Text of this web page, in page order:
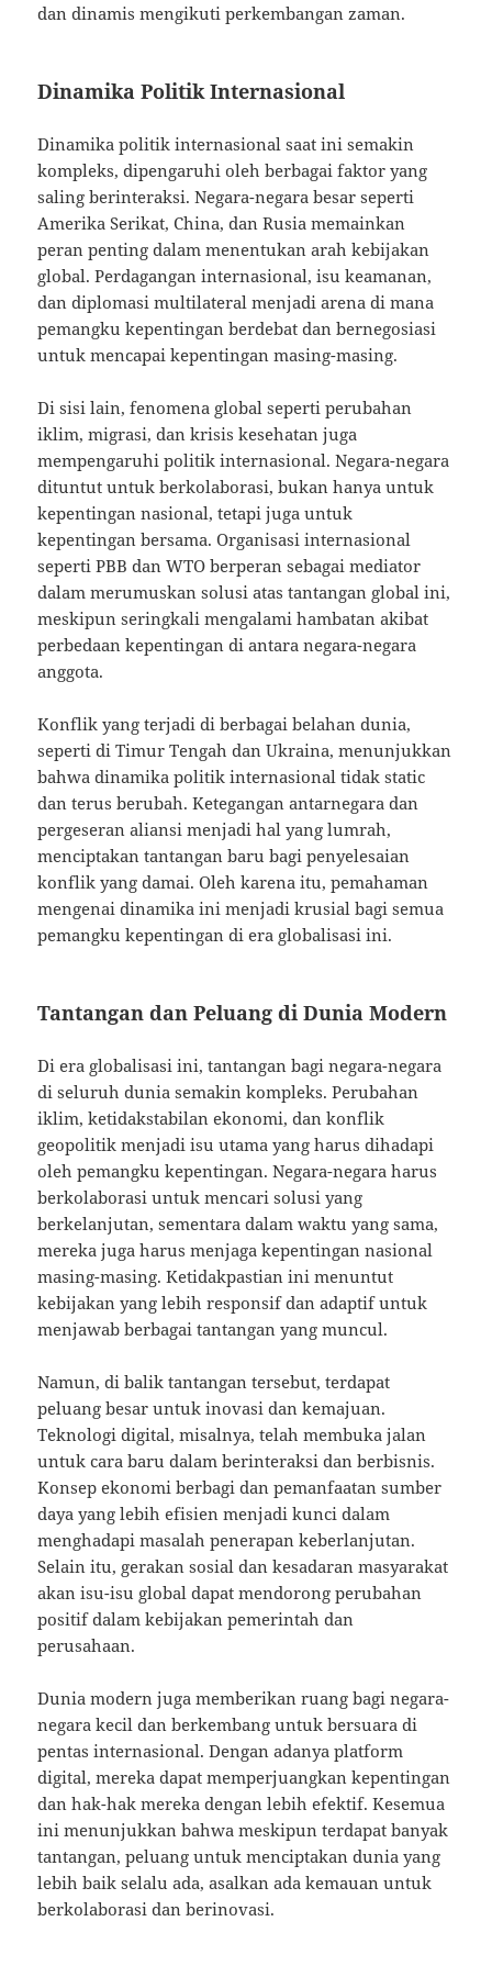
dan dinamis mengikuti perkembangan zaman.
Dinamika Politik Internasional
Dinamika politik internasional saat ini semakin
kompleks, dipengaruhi oleh berbagai faktor yang
saling berinteraksi. Negara-negara besar seperti
Amerika Serikat, China, dan Rusia memainkan
peran penting dalam menentukan arah kebijakan
global. Perdagangan internasional, isu keamanan,
dan diplomasi multilateral menjadi arena di mana
pemangku kepentingan berdebat dan bernegosiasi
untuk mencapai kepentingan masing-masing.
Di sisi lain, fenomena global seperti perubahan
iklim, migrasi, dan krisis kesehatan juga
mempengaruhi politik internasional. Negara-negara
dituntut untuk berkolaborasi, bukan hanya untuk
kepentingan nasional, tetapi juga untuk
kepentingan bersama. Organisasi internasional
seperti PBB dan WTO berperan sebagai mediator
dalam merumuskan solusi atas tantangan global ini,
meskipun seringkali mengalami hambatan akibat
perbedaan kepentingan di antara negara-negara
anggota.
Konflik yang terjadi di berbagai belahan dunia,
seperti di Timur Tengah dan Ukraina, menunjukkan
bahwa dinamika politik internasional tidak static
dan terus berubah. Ketegangan antarnegara dan
pergeseran aliansi menjadi hal yang lumrah,
menciptakan tantangan baru bagi penyelesaian
konflik yang damai. Oleh karena itu, pemahaman
mengenai dinamika ini menjadi krusial bagi semua
pemangku kepentingan di era globalisasi ini.
Tantangan dan Peluang di Dunia Modern
Di era globalisasi ini, tantangan bagi negara-negara
di seluruh dunia semakin kompleks. Perubahan
iklim, ketidakstabilan ekonomi, dan konflik
geopolitik menjadi isu utama yang harus dihadapi
oleh pemangku kepentingan. Negara-negara harus
berkolaborasi untuk mencari solusi yang
berkelanjutan, sementara dalam waktu yang sama,
mereka juga harus menjaga kepentingan nasional
masing-masing. Ketidakpastian ini menuntut
kebijakan yang lebih responsif dan adaptif untuk
menjawab berbagai tantangan yang muncul.
Namun, di balik tantangan tersebut, terdapat
peluang besar untuk inovasi dan kemajuan.
Teknologi digital, misalnya, telah membuka jalan
untuk cara baru dalam berinteraksi dan berbisnis.
Konsep ekonomi berbagi dan pemanfaatan sumber
daya yang lebih efisien menjadi kunci dalam
menghadapi masalah penerapan keberlanjutan.
Selain itu, gerakan sosial dan kesadaran masyarakat
akan isu-isu global dapat mendorong perubahan
positif dalam kebijakan pemerintah dan
perusahaan.
Dunia modern juga memberikan ruang bagi negara-
negara kecil dan berkembang untuk bersuara di
pentas internasional. Dengan adanya platform
digital, mereka dapat memperjuangkan kepentingan
dan hak-hak mereka dengan lebih efektif. Kesemua
ini menunjukkan bahwa meskipun terdapat banyak
tantangan, peluang untuk menciptakan dunia yang
lebih baik selalu ada, asalkan ada kemauan untuk
berkolaborasi dan berinovasi.